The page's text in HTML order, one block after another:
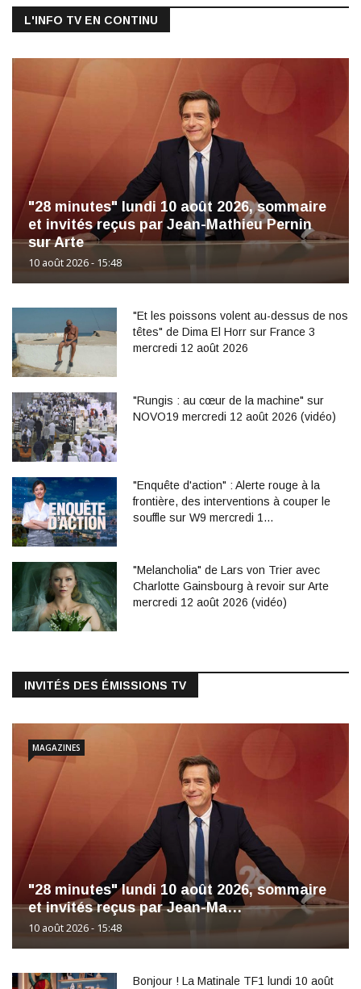
L'INFO TV EN CONTINU
"28 minutes" lundi 10 août 2026, sommaire
et invités reçus par Jean-Mathieu Pernin
sur Arte
10 août 2026 - 15:48
"Et les poissons volent au-dessus de nos
têtes" de Dima El Horr sur France 3
mercredi 12 août 2026
"Rungis : au cœur de la machine" sur
NOVO19 mercredi 12 août 2026 (vidéo)
"Enquête d'action" : Alerte rouge à la
frontière, des interventions à couper le
souffle sur W9 mercredi 1…
"Melancholia" de Lars von Trier avec
Charlotte Gainsbourg à revoir sur Arte
mercredi 12 août 2026 (vidéo)
INVITÉS DES ÉMISSIONS TV
"28 minutes" lundi 10 août 2026, sommaire
et invités reçus par Jean-Ma…
10 août 2026 - 15:48
MAGAZINES
Bonjour ! La Matinale TF1 lundi 10 août